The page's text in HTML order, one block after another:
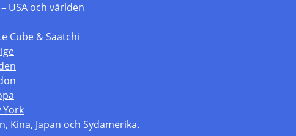
USA och världen
Cube & Saatchi
York
Kina, Japan och Sydamerika.